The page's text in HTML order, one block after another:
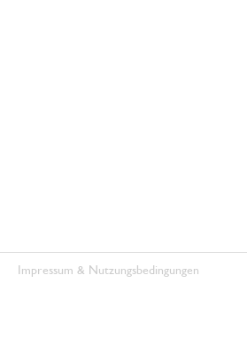
Impressum & Nutzungsbedingungen